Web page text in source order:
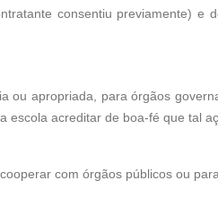
consentiu previamente) e
ou apropriada, para órgãos
escola acreditar de boa-fé que tal
com órgãos públicos ou